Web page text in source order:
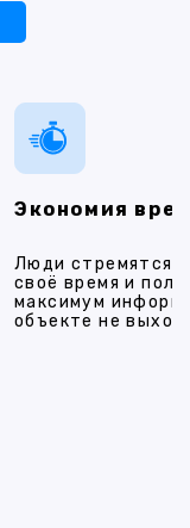
Экономия
Люди стремятся
своё время и
максимум
объекте не